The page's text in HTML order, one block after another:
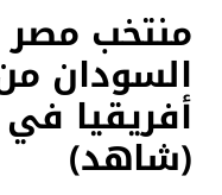
منتخب
السودان
أفريقيا
(شاهد)